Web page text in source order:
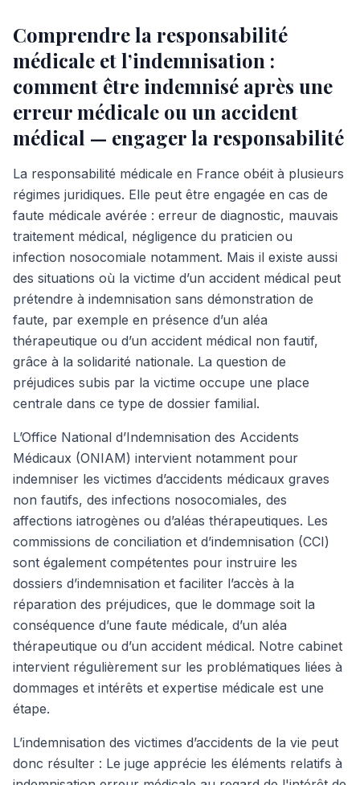
Comprendre la responsabilité
médicale et l’indemnisation :
comment être indemnisé après une
erreur médicale ou un accident
médical — engager la responsabilité
La responsabilité médicale en France obéit à plusieurs
régimes juridiques. Elle peut être engagée en cas de
faute médicale avérée : erreur de diagnostic, mauvais
traitement médical, négligence du praticien ou
infection nosocomiale notamment. Mais il existe aussi
des situations où la victime d’un accident médical peut
prétendre à indemnisation sans démonstration de
faute, par exemple en présence d’un aléa
thérapeutique ou d’un accident médical non fautif,
grâce à la solidarité nationale. La question de
préjudices subis par la victime occupe une place
centrale dans ce type de dossier familial.
L’Office National d’Indemnisation des Accidents
Médicaux (ONIAM) intervient notamment pour
indemniser les victimes d’accidents médicaux graves
non fautifs, des infections nosocomiales, des
affections iatrogènes ou d’aléas thérapeutiques. Les
commissions de conciliation et d’indemnisation (CCI)
sont également compétentes pour instruire les
dossiers d’indemnisation et faciliter l’accès à la
réparation des préjudices, que le dommage soit la
conséquence d’une faute médicale, d’un aléa
thérapeutique ou d’un accident médical. Notre cabinet
intervient régulièrement sur les problématiques liées à
dommages et intérêts et expertise médicale est une
étape.
L’indemnisation des victimes d’accidents de la vie peut
donc résulter : Le juge apprécie les éléments relatifs à